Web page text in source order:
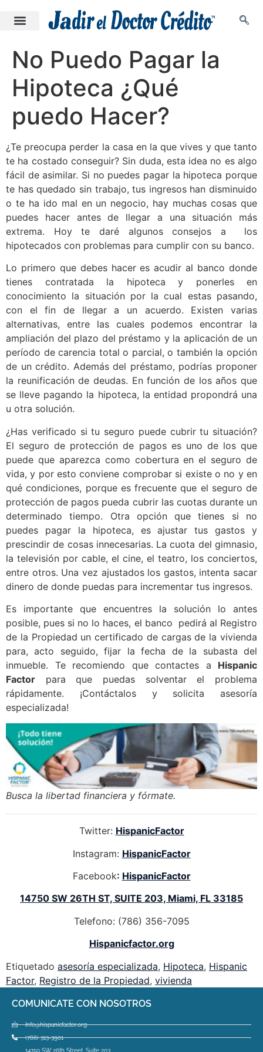
No Puedo Pagar la
Hipoteca ¿Qué
puedo Hacer?
¿Te preocupa perder la casa en la que vives y que tanto
te ha costado conseguir? Sin duda, esta idea no es algo
fácil de asimilar. Si no puedes pagar la hipoteca porque
te has quedado sin trabajo, tus ingresos han disminuido
o te ha ido mal en un negocio, hay muchas cosas que
puedes hacer antes de llegar a una situación más
extrema. Hoy te daré algunos consejos a los
hipotecados con problemas para cumplir con su banco.
Lo primero que debes hacer es acudir al banco donde
tienes contratada la hipoteca y ponerles en
conocimiento la situación por la cual estas pasando,
con el fin de llegar a un acuerdo. Existen varias
alternativas, entre las cuales podemos encontrar la
ampliación del plazo del préstamo y la aplicación de un
período de carencia total o parcial, o también la opción
de un crédito. Además del préstamo, podrías proponer
la reunificación de deudas. En función de los años que
se lleve pagando la hipoteca, la entidad propondrá una
u otra solución.
¿Has verificado si tu seguro puede cubrir tu situación?
El seguro de protección de pagos es uno de los que
puede que aparezca como cobertura en el seguro de
vida, y por esto conviene comprobar si existe o no y en
qué condiciones, porque es frecuente que el seguro de
protección de pagos pueda cubrir las cuotas durante un
determinado tiempo. Otra opción que tienes si no
puedes pagar la hipoteca, es ajustar tus gastos y
prescindir de cosas innecesarias. La cuota del gimnasio,
la televisión por cable, el cine, el teatro, los conciertos,
entre otros. Una vez ajustados los gastos, intenta sacar
dinero de donde puedas para incrementar tus ingresos.
Es importante que encuentres la solución lo antes
posible, pues si no lo haces, el banco pedirá al Registro
de la Propiedad un certificado de cargas de la vivienda
para, acto seguido, fijar la fecha de la subasta del
inmueble. Te recomiendo que contactes a Hispanic
Factor para que puedas solventar el problema
rápidamente. ¡Contáctalos y solicita asesoría
especializada!
Busca la libertad financiera y fórmate.
Twitter: HispanicFactor
Instagram: HispanicFactor
Facebook: HispanicFactor
14750 SW 26TH ST, SUITE 203, Miami, FL 33185
Telefono: (786) 356-7095
Hispanicfactor.org
Etiquetado asesoría especializada, Hipoteca, Hispanic
Factor, Registro de la Propiedad, vivienda
COMUNICATE CON NOSOTROS
Info@hispanicfactor.org
(786) 313-3901
14750 SW 26th Street, Suite 203,